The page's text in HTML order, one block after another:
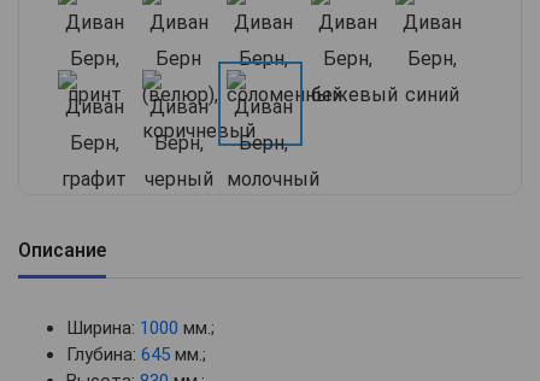
Описание
Ширина: 1000 мм.;
Глубина: 645 мм.;